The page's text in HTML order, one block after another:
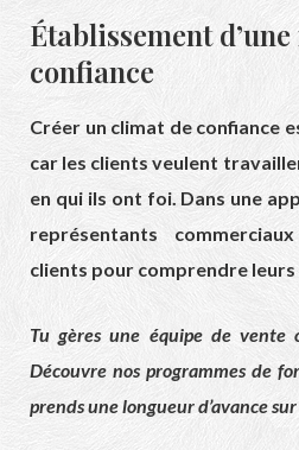
Établissement
confiance
Créer un climat de confiance
car les clients veulent
en qui ils ont foi. Dans une
représentants
clients pour comprendre
Tu gères une équipe de vente
Découvre nos programmes de
prends une longueur d’avance